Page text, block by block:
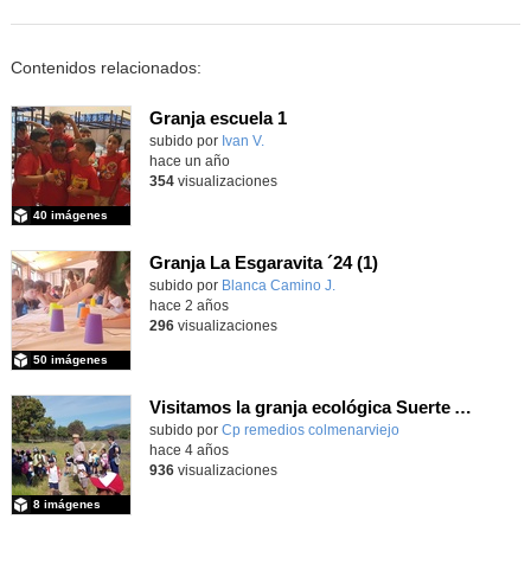
Contenidos relacionados:
Granja escuela 1
Contenido educativo.
subido por Ivan V.
40 imágenes
hace un año
354visualizaciones
Granja La Esgaravita ´24 (1)
subido por Blanca Camino J.
50 imágenes
hace 2 años
296visualizaciones
Visitamos la granja ecológica Suerte Ampanera con 1°P
Contenido educativo.
subido por Cp remedios colmenarviejo
8 imágenes
-
hace 4 años
936visualizaciones